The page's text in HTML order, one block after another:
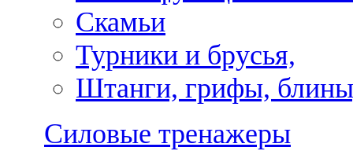
Скамьи
Турники и брусья,
Штанги, грифы,
Силовые тренажеры